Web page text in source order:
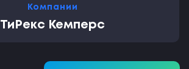
Компании
ТиРекс Кемперс